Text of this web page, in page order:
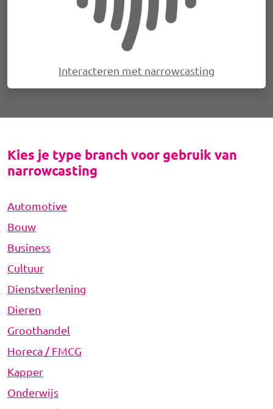
Interacteren met narrowcasting
Kies je type branch voor gebruik van
narrowcasting
Automotive
Bouw
Business
Cultuur
Dienstverlening
Dieren
Groothandel
Horeca / FMCG
Kapper
Onderwijs